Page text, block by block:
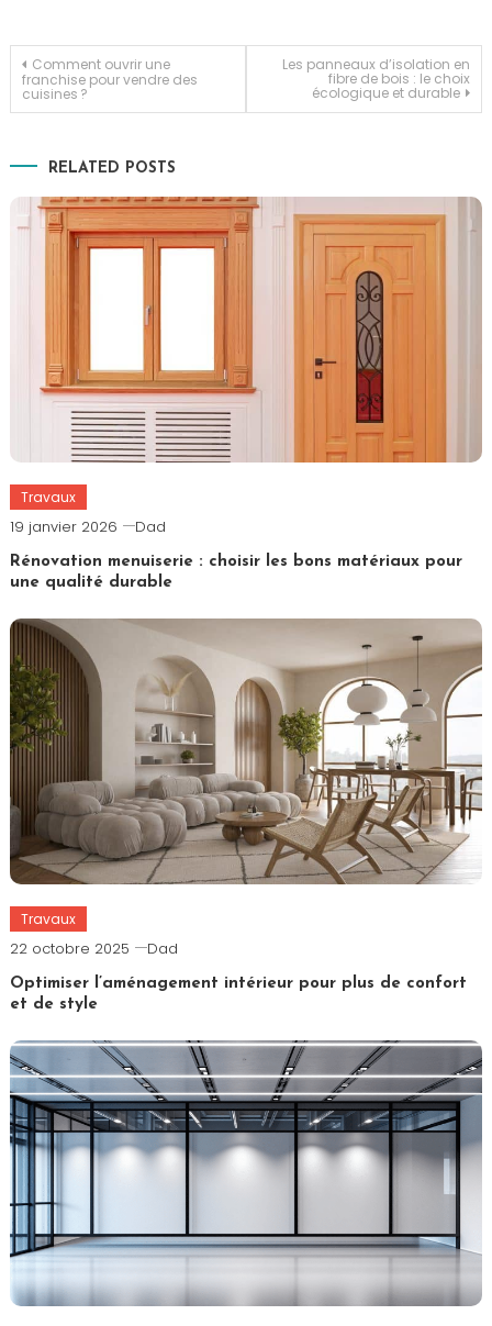
Navigation
de
l’article
Comment ouvrir une
franchise pour vendre des
cuisines ?
Les panneaux d’isolation en
fibre de bois : le choix
écologique et durable
RELATED POSTS
Travaux
19 janvier 2026 Dad
Rénovation menuiserie : choisir les bons matériaux pour
une qualité durable
Travaux
22 octobre 2025 Dad
Optimiser l’aménagement intérieur pour plus de confort
et de style